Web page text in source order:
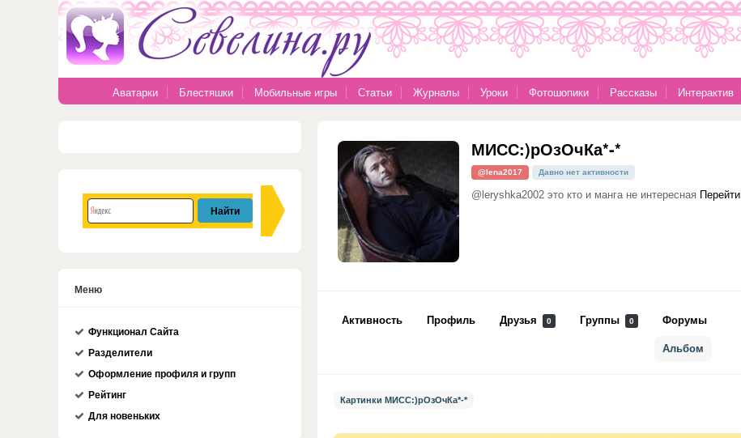
Аватарки Блестяшки Мобильные игры Статьи Журналы Уроки Фотошопики Рассказы Интерактив
МИСС:)рОзОчКа*-*
@lena2017 Давно нет активности
@leryshka2002 это кто и манга не интересная Перейти
Активность Профиль Друзья 0 Группы 0 Форумы
Альбом
Картинки МИСС:)рОзОчКа*-*
Меню
Функционал Сайта
Разделители
Оформление профиля и групп
Рейтинг
Для новеньких